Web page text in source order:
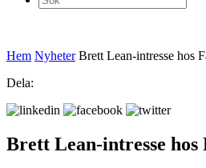
efter:
Hem Nyheter Brett Lean-intresse hos
Dela:
Brett Lean-intresse hos